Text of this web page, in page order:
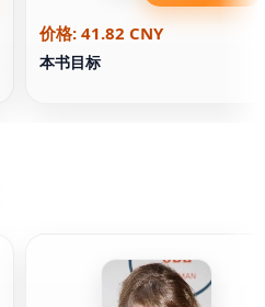
价格: 41.82 CNY
本书目标